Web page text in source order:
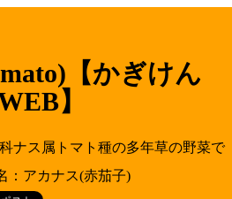
【かぎけん
】
ナス属トマト種の多年草の野菜で
：アカナス(赤茄子)